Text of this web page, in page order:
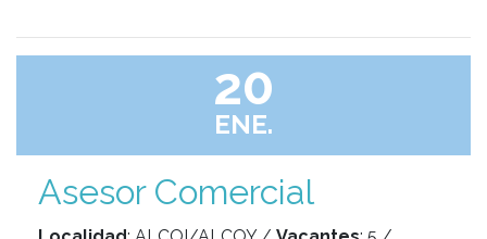
20
ENE.
Asesor Comercial